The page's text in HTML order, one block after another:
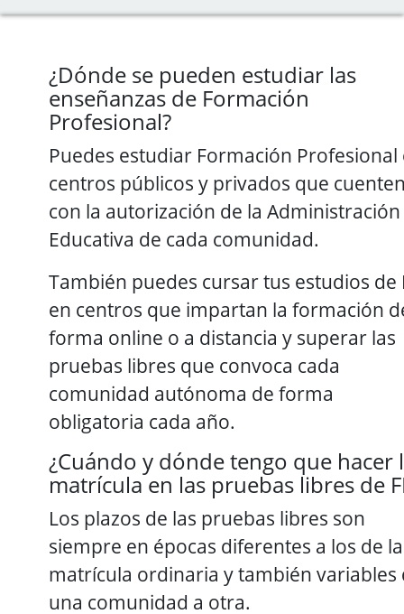
¿Dónde se pueden estudiar las
enseñanzas de Formación
Profesional?
Puedes estudiar Formación Profesional
centros públicos y privados que
con la autorización de la Administración
Educativa de cada comunidad.
También puedes cursar tus estudios de
en centros que impartan la formación
forma online o a distancia y superar las
pruebas libres que convoca cada
comunidad autónoma de forma
obligatoria cada año.
¿Cuándo y dónde tengo que hacer
matrícula en las pruebas libres de
Los plazos de las pruebas libres son
siempre en épocas diferentes a los de la
matrícula ordinaria y también variables
una comunidad a otra.